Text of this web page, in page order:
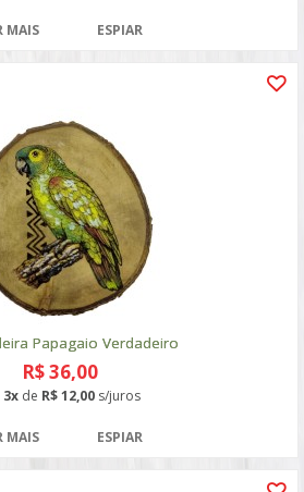
MAIS ESPIAR
Papagaio Verdadeiro
R$ 36,00
3x de R$ 12,00 s/juros
MAIS ESPIAR